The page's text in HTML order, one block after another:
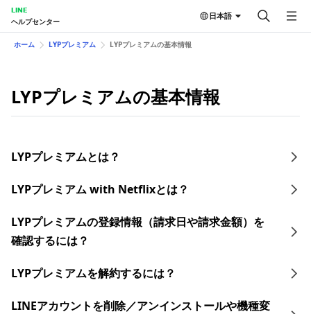
LINE
ヘルプセンター
日本語
ホーム LYPプレミアム LYPプレミアムの基本情報
LYPプレミアムの基本情報
LYPプレミアムとは？
LYPプレミアム with Netflixとは？
LYPプレミアムの登録情報（請求日や請求金額）を
確認するには？
LYPプレミアムを解約するには？
LINEアカウントを削除／アンインストールや機種変